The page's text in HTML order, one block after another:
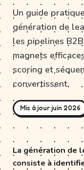
Un guide
génération de
les pipelines
magnets
scoring et
convertissent.
Mis à jour juin 2026
La génération de
consiste à